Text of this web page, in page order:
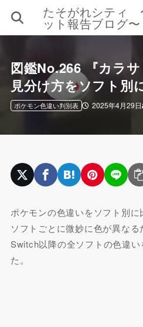
たそがれシティ
ット報告ブログ〜
図鑑No.266 『カラ
見分け方をソフト別
2025年4月29日
ポケモン色違い判別表
ポケモンの色違いをソフト別に
ソフトごとに微妙に色が異な
Switch以降の全ソフトの色違
た。